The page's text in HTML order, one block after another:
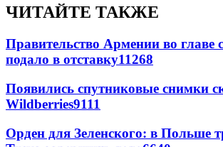
ЧИТАЙТЕ ТАКЖЕ
Правительство Армении во
подало в отставку11268
Появились спутниковые снимки
Wildberries9111
Орден для Зеленского: в Польше